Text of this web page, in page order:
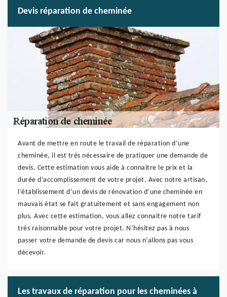
Devis réparation de cheminée
Avant de mettre en route le travail de réparation d’une
cheminée, il est très nécessaire de pratiquer une demande de
devis. Cette estimation vous aide à connaitre le prix et la
durée d’accomplissement de votre projet. Avec notre artisan,
l’établissement d’un devis de rénovation d’une cheminée en
mauvais état se fait gratuitement et sans engagement non
plus. Avec cette estimation, vous allez connaitre notre tarif
très raisonnable pour votre projet. N’hésitez pas à nous
passer votre demande de devis car nous n’allons pas vous
décevoir.
Les travaux de réparation pour les cheminées à